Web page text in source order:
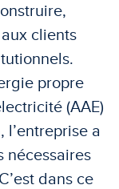
clients
propre
(AAE)
l’entreprise a
nécessaires
dans ce